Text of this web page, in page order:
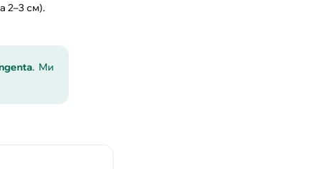
2–3 см).
. Ми